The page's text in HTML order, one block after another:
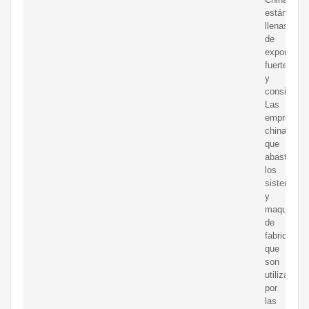
están
llenas
de
fuertes
y
Las
empresas
chinas
que
abastecen
los
sistemas
y
de
fabricación
que
son
utilizados
por
las